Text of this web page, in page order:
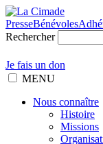
PresseBénévoles
Rechercher
Je fais un don
MENU
Nous connaître
Histoire
Missions